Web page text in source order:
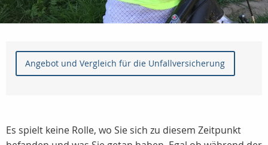
Angebot und Vergleich für die Unfallversicherung
Es spielt keine Rolle, wo Sie sich zu diesem Zeitpunkt